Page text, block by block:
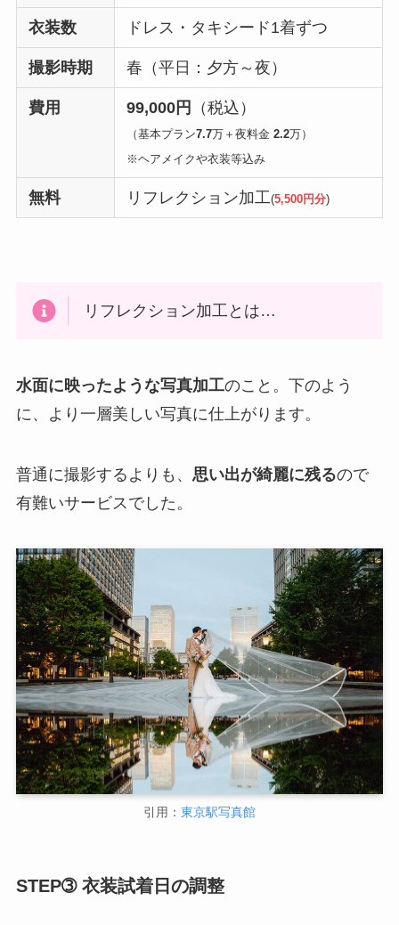
衣装数 ドレス・タキシード1着ずつ
撮影時期 春（平日：夕方～夜）
費用 99,000円 （税込）
（基本プラン7.7万＋夜料金2.2万）
※ヘアメイクや衣装等込み
無料 リフレクション加工(5,500円分)
リフレクション加工とは…
水面に映ったような写真加工のこと。下のよう
に、より一層美しい写真に仕上がります。
普通に撮影するよりも、 思い出が綺麗に残るので
有難いサービスでした。
引用： 東京駅写真館
STEP➂ 衣装試着日の調整